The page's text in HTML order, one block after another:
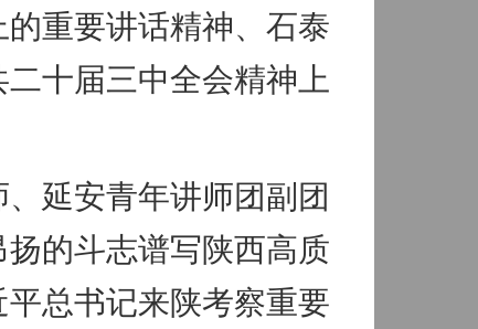
重要讲话精神、石泰
十届三中全会精神上
延安青年讲师团副团
的斗志谱写陕西高质
总书记来陕考察重要